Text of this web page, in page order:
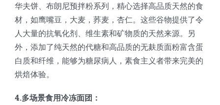
华夫饼、布朗尼预拌粉系列，精心选择高品质天然的食
材，如鹰嘴豆，大麦，荞麦，杏仁。这些谷物提供了令
人大量的抗氧化剂、维生素和矿物质的天然来源。另
外，添加了纯天然的代糖和高品质的无麸质面粉富含蛋
白质和纤维，能够为糖尿病人，素食主义者带来完美的
烘焙体验。
4.多场景食用冷冻面团：